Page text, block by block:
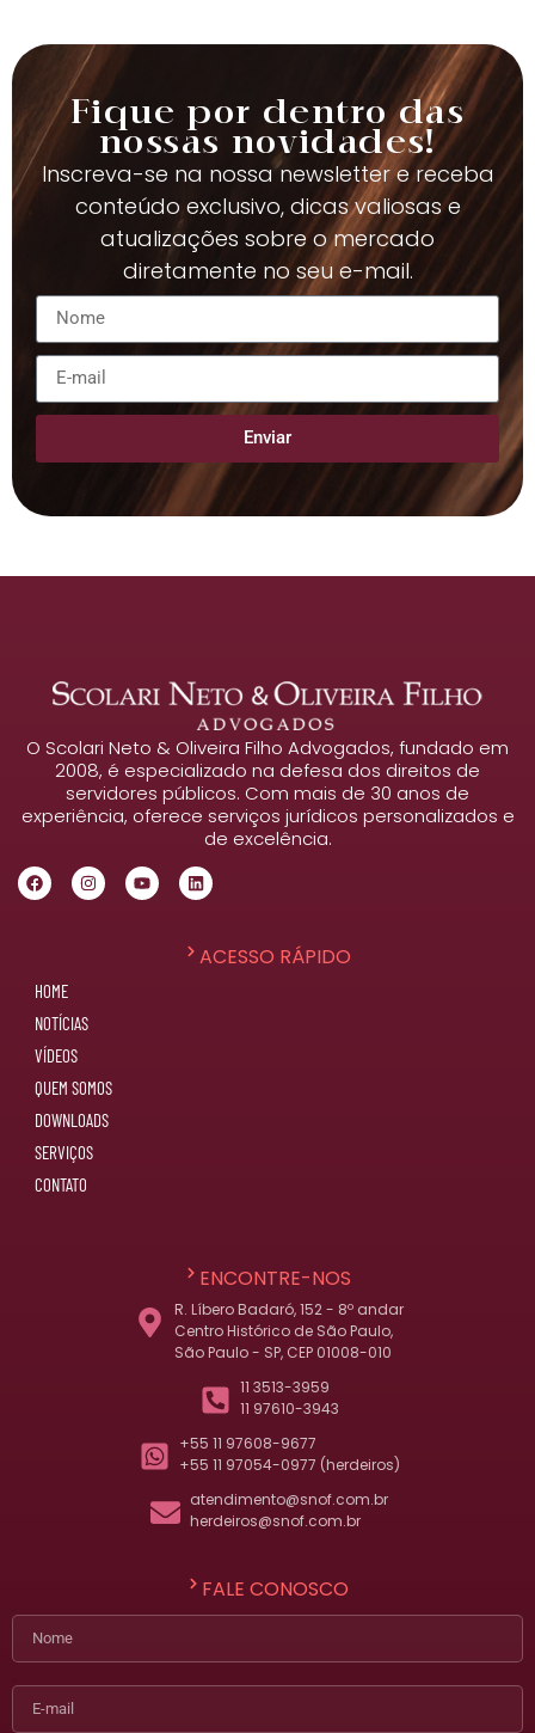
Fique por dentro das
nossas novidades!
Inscreva-se na nossa newsletter e receba
conteúdo exclusivo, dicas valiosas e
atualizações sobre o mercado
diretamente no seu e-mail.
Enviar
O Scolari Neto & Oliveira Filho Advogados, fundado em
2008, é especializado na defesa dos direitos de
servidores públicos. Com mais de 30 anos de
experiência, oferece serviços jurídicos personalizados e
de excelência.
ACESSO RÁPIDO
HOME
NOTÍCIAS
VÍDEOS
QUEM SOMOS
DOWNLOADS
SERVIÇOS
CONTATO
ENCONTRE-NOS
R. Líbero Badaró, 152 - 8º andar
Centro Histórico de São Paulo,
São Paulo - SP, CEP 01008-010
11 3513-3959
11 97610-3943
+55 11 97608-9677
+55 11 97054-0977 (herdeiros)
atendimento@snof.com.br
herdeiros@snof.com.br
FALE CONOSCO